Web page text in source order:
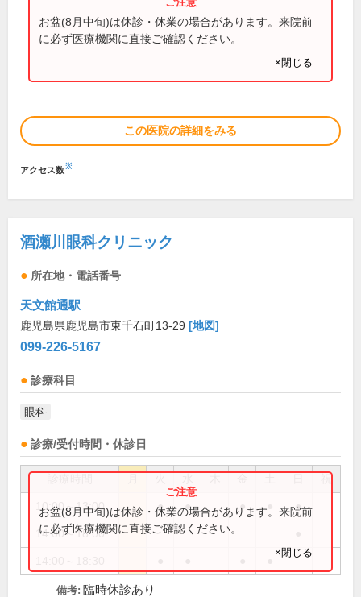
お盆(8月中旬)は休診・休業の場合があります。来院前
に必ず医療機関に直接ご確認ください。
×閉じる
この医院の詳細をみる
アクセス数※
酒瀬川眼科クリニック
所在地・電話番号
天文館通駅
鹿児島県鹿児島市東千石町13-29 [地図]
099-226-5167
診療科目
眼科
診療/受付時間・休診日
祝
10:00～13:00 ● ● ● ●
14:00～18:00
お盆(8月中旬)は休診・休業の場合があります。来院前
に必ず医療機関に直接ご確認ください。
×閉じる
備考: 臨時休診あり